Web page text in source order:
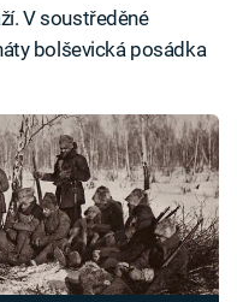
V soustředěné
bolševická posádka